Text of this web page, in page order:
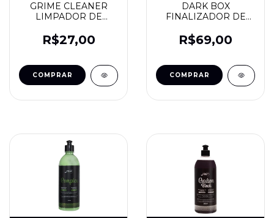
GRIME CLEANER
LIMPADOR DE
R$27,00
DARK BOX
FINALIZADOR DE
JAÇA
R$69,00